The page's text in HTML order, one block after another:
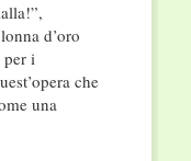
d’oro
per i
che
una